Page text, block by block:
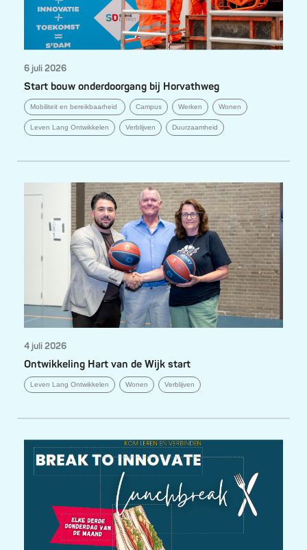
6 juli 2026
Start bouw onderdoorgang bij Horvathweg
Mobiliteit en bereikbaarheid Campus Werken Wonen
Leven Lang Ontwikkelen Verblijven Duurzaamheid
4 juli 2026
Ontwikkeling Hart van de Wijk start
Leven Lang Ontwikkelen Wonen Verblijven